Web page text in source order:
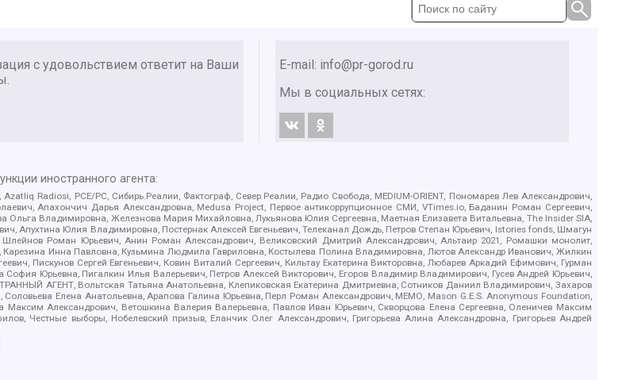
с удовольствием ответит на Ваши
E-mail: info@pr-gorod.ru
Мы в социальных сетях:
иностранного агента:
Radiosi, PCE/PC, Сибирь.Реалии, Фактограф, Север.Реалии, Радио Свобода, MEDIUM-ORIENT, Пономарев Лев Александрович,
Апахончич Дарья Александровна, Medusa Project, Первое антикоррупционное СМИ, VTimes.io, Баданин Роман Сергеевич,
Владимировна, Железнова Мария Михайловна, Лукьянова Юлия Сергеевна, Маетная Елизавета Витальевна, The Insider SIA,
Апухтина Юлия Владимировна, Постернак Алексей Евгеньевич, Телеканал Дождь, Петров Степан Юрьевич, Istories fonds, Шмагун
Роман Юрьевич, Анин Роман Александрович, Великовский Дмитрий Александрович, Альтаир 2021, Ромашки монолит,
Карезина Инна Павловна, Кузьмина Людмила Гавриловна, Костылева Полина Владимировна, Лютов Александр Иванович, Жилкин
Пискунов Сергей Евгеньевич, Ковин Виталий Сергеевич, Кильтау Екатерина Викторовна, Любарев Аркадий Ефимович, Гурман
Юрьевна, Пигалкин Илья Валерьевич, Петров Алексей Викторович, Егоров Владимир Владимирович, Гусев Андрей Юрьевич,
АГЕНТ, Вольтская Татьяна Анатольевна, Клепиковская Екатерина Дмитриевна, Сотников Даниил Владимирович, Захаров
Елена Анатольевна, Арапова Галина Юрьевна, Перл Роман Александрович, МЕМО, Mason G.E.S. Anonymous Foundation,
Александрович, Ветошкина Валерия Валерьевна, Павлов Иван Юрьевич, Скворцова Елена Сергеевна, Оленичев Максим
Честные выборы, Нобелевский призыв, Еланчик Олег Александрович, Григорьева Алина Александровна, Григорьев Андрей